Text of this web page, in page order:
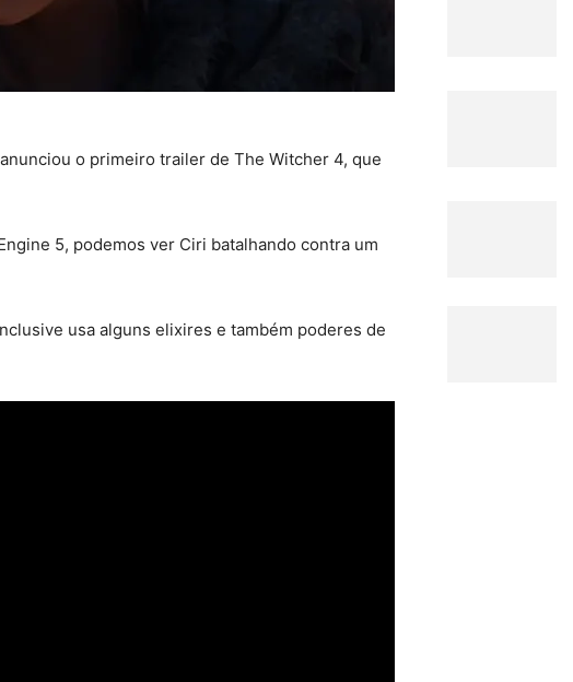
o primeiro trailer de The Witcher 4, que
5, podemos ver Ciri batalhando contra um
usa alguns elixires e também poderes de